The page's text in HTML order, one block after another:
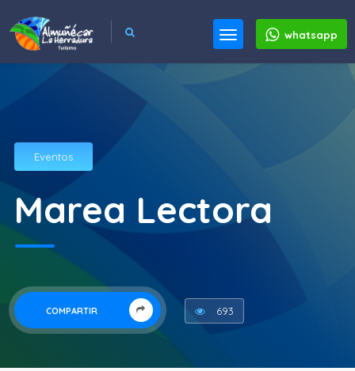
whatsapp
Eventos
Marea Lectora
COMPARTIR 693